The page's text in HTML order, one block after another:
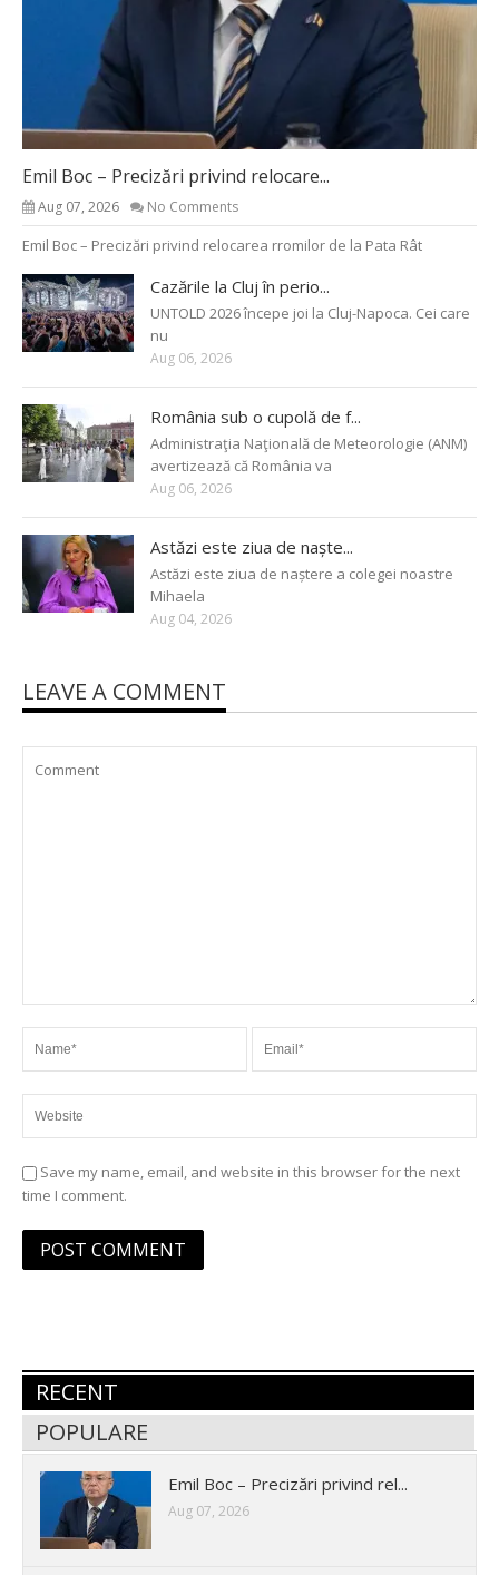
Emil Boc – Precizări privind relocare...
Aug 07, 2026 No Comments
Emil Boc – Precizări privind relocarea rromilor de la Pata Rât
Cazările la Cluj în perio...
UNTOLD 2026 începe joi la Cluj-Napoca. Cei care
nu
Aug 06, 2026
România sub o cupolă de f...
Administraţia Naţională de Meteorologie (ANM)
avertizează că România va
Aug 06, 2026
Astăzi este ziua de naște...
Astăzi este ziua de naștere a colegei noastre
Mihaela
Aug 04, 2026
LEAVE A COMMENT
Save my name, email, and website in this browser for the next
time I comment.
RECENT
POPULARE
Emil Boc – Precizări privind rel...
Aug 07, 2026